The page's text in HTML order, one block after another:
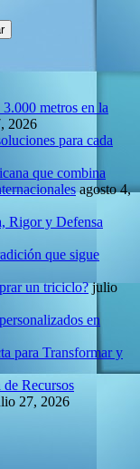
metros en la
2026
para cada
que combina
agosto 4,
Rigor y Defensa
que sigue
un triciclo? julio
en
para Transformar y
Recursos
27, 2026